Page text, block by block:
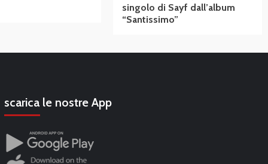
singolo di Sayf dall’album
“Santissimo”
scarica le nostre App